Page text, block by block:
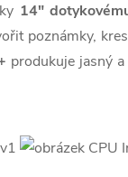
14"
poznámky,
produkuje jasný